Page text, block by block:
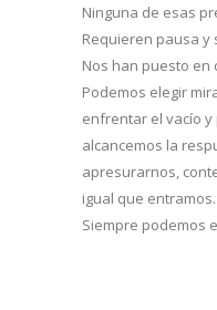
Ninguna de esas
Requieren pausa y
Nos han puesto en
Podemos elegir
enfrentar el vacío
alcancemos la
apresurarnos,
igual que
Siempre podemos